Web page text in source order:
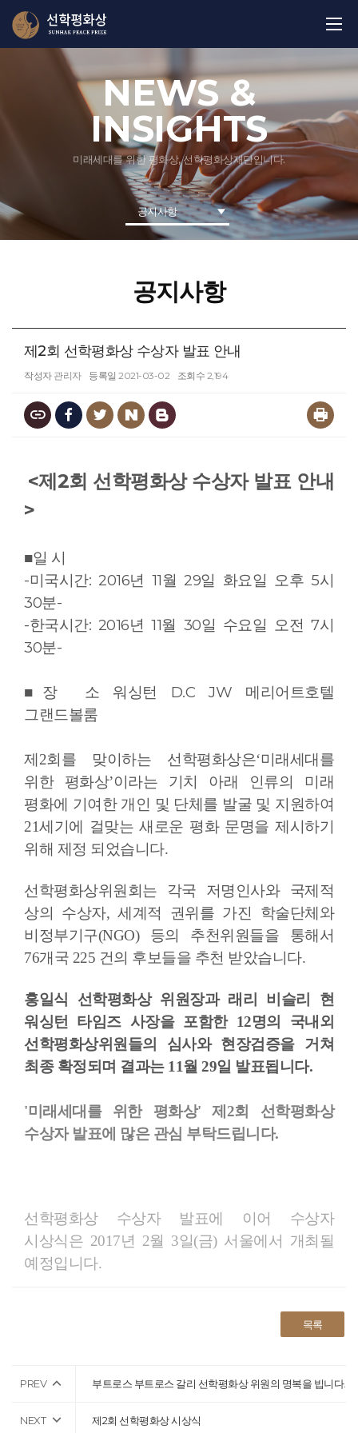
NEWS &
INSIGHTS
미래세대를 위한 평화상, 선학평화상재단입니다.
공지사항
공지사항
제2회 선학평화상 수상자 발표 안내
작성자 관리자 등록일 2021-03-02 조회수 2,194
<제2회 선학평화상 수상자 발표 안내
>
■일 시
-미국시간: 2016년 11월 29일 화요일 오후 5시
30분-
-한국시간: 2016년 11월 30일 수요일 오전 7시
30분-
■장 소 워싱턴 D.C JW 메리어트호텔
그랜드볼룸
제2회를 맞이하는 선학평화상은‘미래세대를
위한 평화상’이라는 기치 아래 인류의 미래
평화에 기여한 개인 및 단체를 발굴 및 지원하여
21세기에 걸맞는 새로운 평화 문명을 제시하기
위해 제정 되었습니다.
선학평화상위원회는 각국 저명인사와 국제적
상의 수상자, 세계적 권위를 가진 학술단체와
비정부기구(NGO) 등의 추천위원들을 통해서
76개국 225 건의 후보들을 추천 받았습니다.
홍일식 선학평화상 위원장과 래리 비슬리 현
워싱턴 타임즈 사장을 포함한 12명의 국내외
선학평화상위원들의 심사와 현장검증을 거쳐
최종 확정되며 결과는 11월 29일 발표됩니다.
'미래세대를 위한 평화상' 제2회 선학평화상
수상자 발표에 많은 관심 부탁드립니다.
선학평화상 수상자 발표에 이어 수상자
시상식은 2017년 2월 3일(금) 서울에서 개최될
예정입니다.
목록
PREV 부트로스 부트로스 갈리 선학평화상 위원의 명복을 빕니다.
NEXT 제2회 선학평화상 시상식